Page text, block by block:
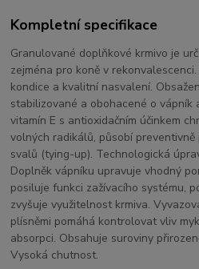
Kompletní specifikace
Granulované doplňkové krmivo je
zejména pro koně v
kondice a kvalitní nasvalení.
stabilizované a obohacené o vápník
vitamín E s antioxidačním účinkem
volných radikálů, působí
svalů (tying-up). Technologická
Doplněk vápníku upravuje vhodný
posiluje funkci zažívacího systému,
zvyšuje využitelnost krmiva.
plísněmi pomáhá kontrolovat vliv
absorpci. Obsahuje suroviny
Vysoká chutnost.